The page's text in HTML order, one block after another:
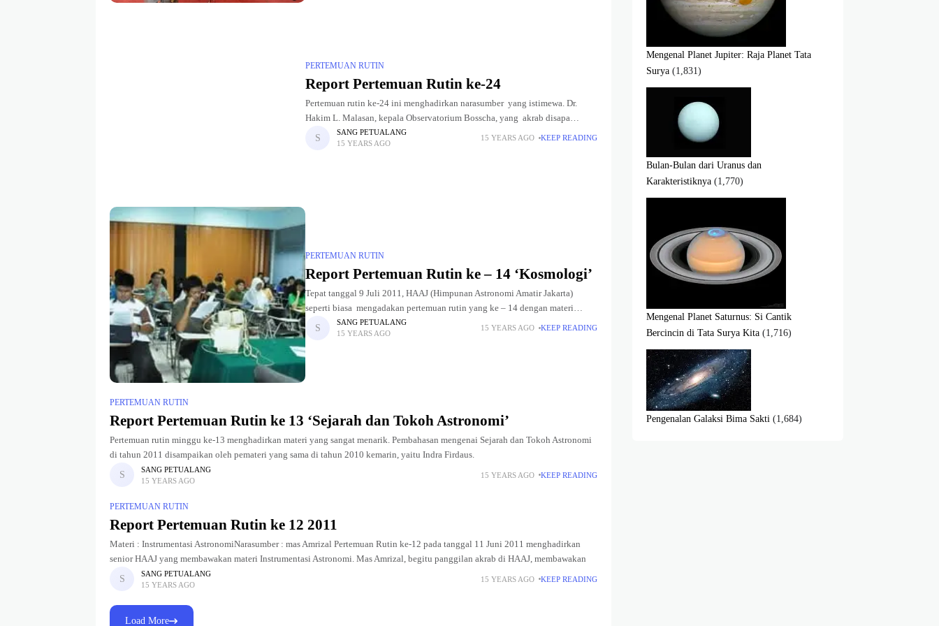
PERTEMUAN RUTIN
Report Pertemuan Rutin ke-24
Pertemuan rutin ke-24 ini menghadirkan narasumber yang istimewa. Dr.
Hakim L. Malasan, kepala Observatorium Bosscha, yang akrab disapa
dengan Pak Hakim ini memberikan materi mengenai Remote and Mobile
Observatory. Sedikit
SANG PETUALANG
15 YEARS AGO
15 YEARS AGO KEEP READING
PERTEMUAN RUTIN
Report Pertemuan Rutin ke – 14 ‘Kosmologi’
Tepat tanggal 9 Juli 2011, HAAJ (Himpunan Astronomi Amatir Jakarta)
seperti biasa mengadakan pertemuan rutin yang ke – 14 dengan materi
‘Kosmologi’ bertempatkan di ruang kelas, Planetarium Jakarta. Pertemuan
SANG PETUALANG
15 YEARS AGO
15 YEARS AGO KEEP READING
PERTEMUAN RUTIN
Report Pertemuan Rutin ke 13 ‘Sejarah dan Tokoh Astronomi’
Pertemuan rutin minggu ke-13 menghadirkan materi yang sangat menarik. Pembahasan mengenai Sejarah dan Tokoh Astronomi
di tahun 2011 disampaikan oleh pemateri yang sama di tahun 2010 kemarin, yaitu Indra Firdaus.
SANG PETUALANG
15 YEARS AGO
15 YEARS AGO KEEP READING
PERTEMUAN RUTIN
Report Pertemuan Rutin ke 12 2011
Materi : Instrumentasi AstronomiNarasumber : mas Amrizal Pertemuan Rutin ke-12 pada tanggal 11 Juni 2011 menghadirkan
senior HAAJ yang membawakan materi Instrumentasi Astronomi. Mas Amrizal, begitu panggilan akrab di HAAJ, membawakan
SANG PETUALANG
15 YEARS AGO
15 YEARS AGO KEEP READING
Load More
Mengenal Planet Jupiter: Raja Planet Tata
Surya (1,831)
Bulan-Bulan dari Uranus dan
Karakteristiknya (1,770)
Mengenal Planet Saturnus: Si Cantik
Bercincin di Tata Surya Kita (1,716)
Pengenalan Galaksi Bima Sakti (1,684)